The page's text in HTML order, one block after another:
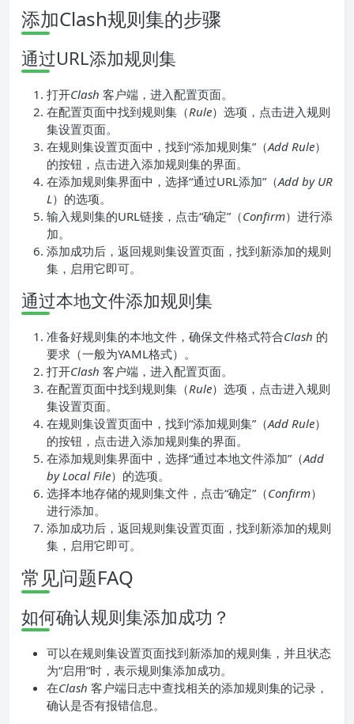
添加Clash规则集的步骤
通过URL添加规则集
打开Clash 客户端，进入配置页面。
在配置页面中找到规则集（Rule）选项，点击进入规则
集设置页面。
在规则集设置页面中，找到“添加规则集”（Add Rule）
的按钮，点击进入添加规则集的界面。
在添加规则集界面中，选择“通过URL添加”（Add by UR
L）的选项。
输入规则集的URL链接，点击“确定”（Confirm）进行添
加。
添加成功后，返回规则集设置页面，找到新添加的规则
集，启用它即可。
通过本地文件添加规则集
准备好规则集的本地文件，确保文件格式符合Clash 的
要求（一般为YAML格式）。
打开Clash 客户端，进入配置页面。
在配置页面中找到规则集（Rule）选项，点击进入规则
集设置页面。
在规则集设置页面中，找到“添加规则集”（Add Rule）
的按钮，点击进入添加规则集的界面。
在添加规则集界面中，选择“通过本地文件添加”（Add
by Local File）的选项。
选择本地存储的规则集文件，点击“确定”（Confirm）
进行添加。
添加成功后，返回规则集设置页面，找到新添加的规则
集，启用它即可。
常见问题FAQ
如何确认规则集添加成功？
可以在规则集设置页面找到新添加的规则集，并且状态
为“启用”时，表示规则集添加成功。
在Clash 客户端日志中查找相关的添加规则集的记录，
确认是否有报错信息。